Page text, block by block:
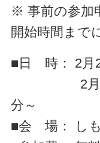
※ 事前の参加
開始時間まで
■日 時： 2月
2月23日
分～
■会 場： し